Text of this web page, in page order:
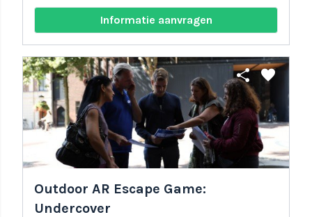
Informatie aanvragen
share favorite
Outdoor AR Escape Game:
Undercover